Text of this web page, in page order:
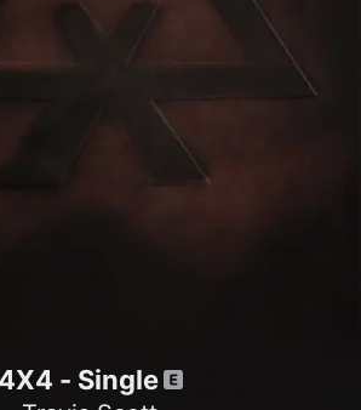
4X4 - Single